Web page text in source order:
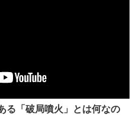
る「破局噴火」とは何なの